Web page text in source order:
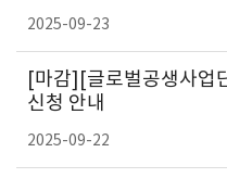
2025-09-23
[마감][글로벌공생사업
신청 안내
2025-09-22